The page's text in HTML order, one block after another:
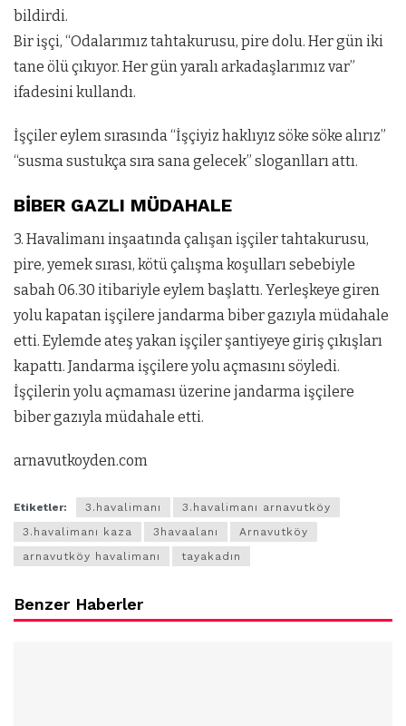
bildirdi.
Bir işçi, “Odalarımız tahtakurusu, pire dolu. Her gün iki
tane ölü çıkıyor. Her gün yaralı arkadaşlarımız var”
ifadesini kullandı.
İşçiler eylem sırasında “İşçiyiz haklıyız söke söke alırız”
“susma sustukça sıra sana gelecek” sloganlları attı.
BİBER GAZLI MÜDAHALE
3. Havalimanı inşaatında çalışan işçiler tahtakurusu,
pire, yemek sırası, kötü çalışma koşulları sebebiyle
sabah 06.30 itibariyle eylem başlattı. Yerleşkeye giren
yolu kapatan işçilere jandarma biber gazıyla müdahale
etti. Eylemde ateş yakan işçiler şantiyeye giriş çıkışları
kapattı. Jandarma işçilere yolu açmasını söyledi.
İşçilerin yolu açmaması üzerine jandarma işçilere
biber gazıyla müdahale etti.
arnavutkoyden.com
Etiketler: 3.havalimanı
3.havalimanı arnavutköy
3.havalimanı kaza
3havaalanı
Arnavutköy
arnavutköy havalimanı
tayakadın
Benzer Haberler